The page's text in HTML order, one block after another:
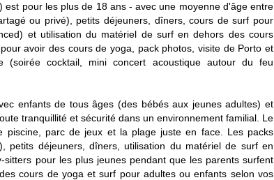
pour les plus de 18 ans - avec une moyenne d'âge entre
ou privé), petits déjeuners, dîners, cours de surf pour
et utilisation du matériel de surf en dehors des cours
avoir des cours de yoga, pack photos, visite de Porto et
(soirée cocktail, mini concert acoustique autour du feu
enfants de tous âges (des bébés aux jeunes adultes) et
tranquillité et sécurité dans un environnement familial. Le
piscine, parc de jeux et la plage juste en face. Les packs
petits déjeuners, dîners, utilisation du matériel de surf en
pour les plus jeunes pendant que les parents surfent
cours de yoga et surf pour adultes ou enfants selon vos